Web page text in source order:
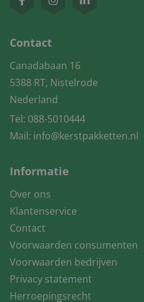
Contact
Canadabaan 16
5388 RT, Nistelrode
Nederland
Tel: 088-5010444
Mail: info@kerstpakketten.nl
Informatie
Over ons
Klantenservice
Contact
Voorwaarden consumenten
Voorwaarden bedrijven
Privacy statement
Herroepingsrecht